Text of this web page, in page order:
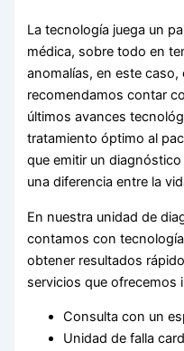
La tecnología juega un
médica, sobre todo en
anomalías, en este caso,
recomendamos contar
últimos avances
tratamiento óptimo al
que emitir un
una diferencia entre la
En nuestra unidad de
contamos con
obtener resultados
servicios que ofrecemos
Consulta con un
Unidad de falla